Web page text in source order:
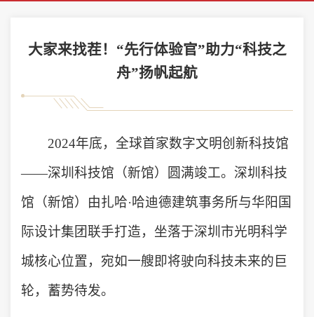
大家来找茬！“先行体验官”助力“科技之
舟”扬帆起航
2024年底，全球首家数字文明创新科技馆
——深圳科技馆（新馆）圆满竣工。深圳科技
馆（新馆）由扎哈·哈迪德建筑事务所与华阳国
际设计集团联手打造，坐落于深圳市光明科学
城核心位置，宛如一艘即将驶向科技未来的巨
轮，蓄势待发。